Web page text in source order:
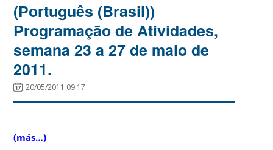
(Português (Brasil))
Programação de Atividades,
semana 23 a 27 de maio de
2011.
20/05/2011 09:17
(más…)